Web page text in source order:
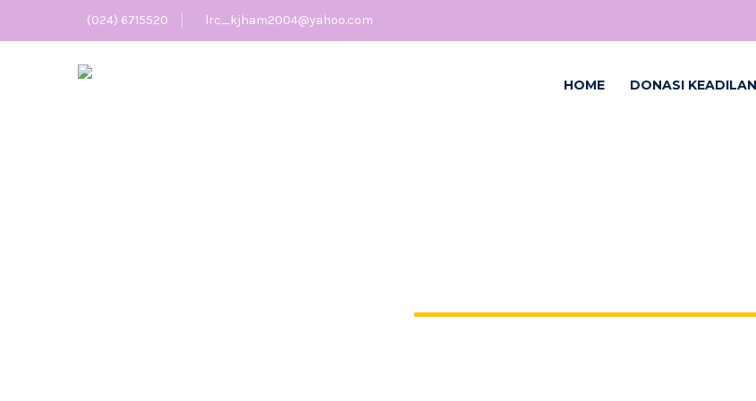
(024) 6715520 lrc_kjham2004@yahoo.com
HOME DONASI KEADILAN